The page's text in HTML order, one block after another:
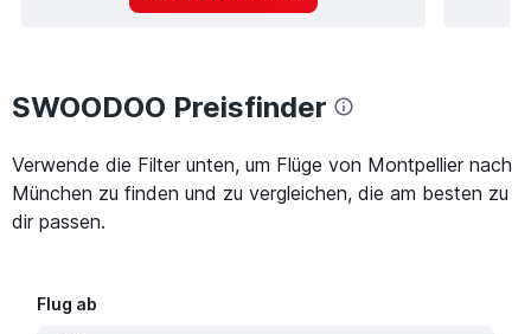
SWOODOO Preisfinder
Verwende die Filter unten, um Flüge von Montpellier nach
München zu finden und zu vergleichen, die am besten zu
dir passen.
Flug ab